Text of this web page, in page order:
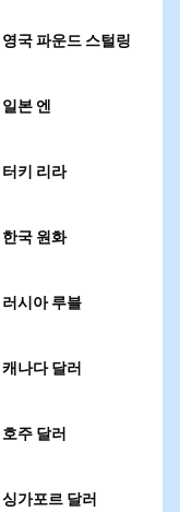
국 파운드 스털링
본 엔
키 리라
국 원화
시아 루블
나다 달러
주 달러
가포르 달러